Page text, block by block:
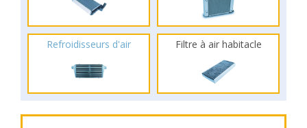
Refroidisseurs d'air Filtre à air habitacle